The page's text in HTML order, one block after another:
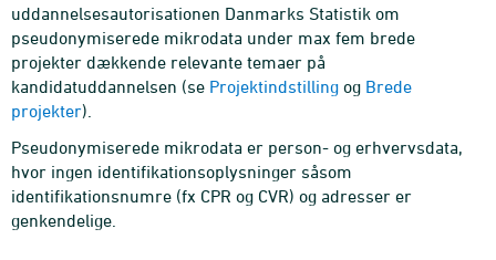
uddannelsesautorisationen Danmarks Statistik om
pseudonymiserede mikrodata under max fem brede
projekter dækkende relevante temaer på
kandidatuddannelsen (se Projektindstilling og Brede
projekter).
Pseudonymiserede mikrodata er person- og erhvervsdata,
hvor ingen identifikationsoplysninger såsom
identifikationsnumre (fx CPR og CVR) og adresser er
genkendelige.